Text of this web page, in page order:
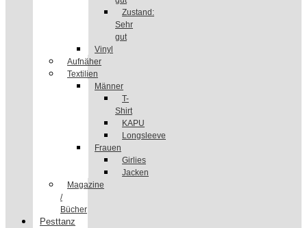
Zustand:
Sehr
gut
Vinyl
Aufnäher
Textilien
Männer
T-
Shirt
KAPU
Longsleeve
Frauen
Girlies
Jacken
Magazine
/
Bücher
Pesttanz